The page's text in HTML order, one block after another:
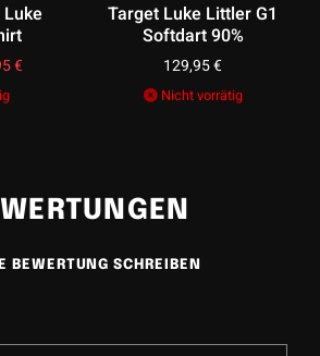
€Aktueller
Preis
Target Luke Littler G1
Softdart 90%
129,95€
Nicht vorrätig
BEWERTUNG SCHREIBEN